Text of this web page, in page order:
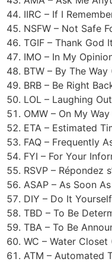
IIRC – If I
NSFW – Not Safe
TGIF – Thank God
IMO – In My
BTW – By The
BRB – Be Right
LOL – Laughing
OMW – On My
ETA – Estimated
FAQ – Frequently
FYI – For Your
RSVP – Répondez
ASAP – As Soon
DIY – Do It
TBD – To Be
TBA – To Be
WC – Water Closet
ATM – Automated